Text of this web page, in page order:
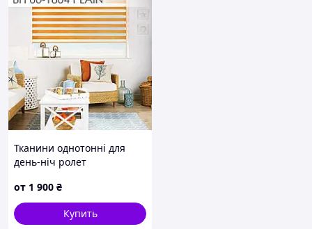
Тканини однотонні для
день-ніч ролет
от 1 900 ₴
Купить